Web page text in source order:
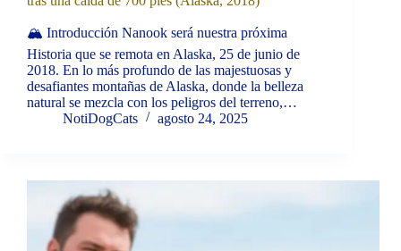
🏔️ Introducción Nanook será nuestra próxima
Historia que se remota en Alaska, 25 de junio de
2018. En lo más profundo de las majestuosas y
desafiantes montañas de Alaska, donde la belleza
natural se mezcla con los peligros del terreno,…
NotiDogCats
agosto 24, 2025